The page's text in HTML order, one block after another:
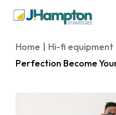
Home Hi-fi equipment
Perfection Become